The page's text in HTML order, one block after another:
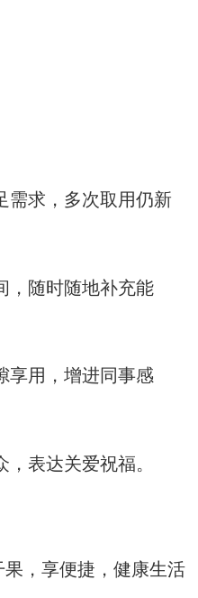
需求，多次取用仍新
，随时随地补充能
享用，增进同事感
表达关爱祝福。
，享便捷，健康生活